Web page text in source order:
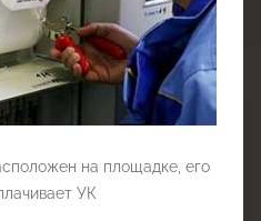
на площадке, его
УК